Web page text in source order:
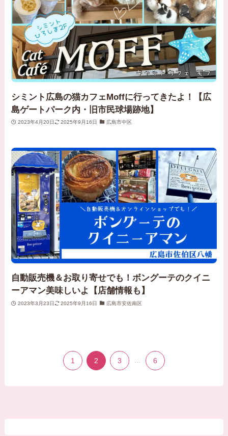
シミント広島の猫カフェMoffに行ってきたよ！【広
島ゲートパーク内・旧市民球場跡地】
2023年4月20日 2025年9月16日 広島市中区
自動販売機＆お取り寄せでも！ボングーテのクイニ
ーアマン美味しいよ【店舗情報も】
2023年3月23日 2025年9月16日 広島市安佐南区
1 2 3 ... 6